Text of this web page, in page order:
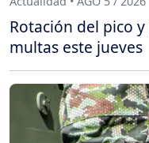
Rotación del pico
multas este jueves